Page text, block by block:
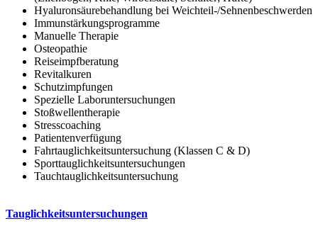
Hyaluronsäurebehandlung bei Weichteil-/Sehnenbeschwerden
Immunstärkungsprogramme
Manuelle Therapie
Osteopathie
Reiseimpfberatung
Revitalkuren
Schutzimpfungen
Spezielle Laboruntersuchungen
Stoßwellentherapie
Stresscoaching
Patientenverfügung
Fahrtauglichkeitsuntersuchung (Klassen C & D)
Sporttauglichkeitsuntersuchungen
Tauchtauglichkeitsuntersuchung
Tauglichkeitsuntersuchungen